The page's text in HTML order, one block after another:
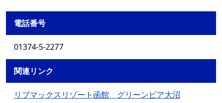
電話番号
01374-5-2277
関連リンク
リブマックスリゾート函館 グリーンピア大沼